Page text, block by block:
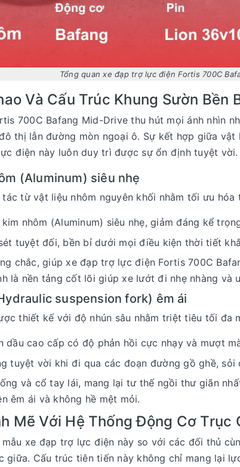
Tổng quan xe đạp trợ lực điện Fortis 700C
Và Cấu Trúc Khung Sườn Bền
700C Bafang Mid-Drive thu hút mọi ánh nhìn
thị lẫn đường mòn ngoại ô. Sự kết hợp giữa
điện này luôn duy trì được sự ổn định tuyệt vời.
(Aluminum) siêu nhẹ
từ vật liệu nhôm nguyên khối nhằm tối ưu hóa
nhôm (Aluminum) siêu nhẹ, giảm đáng kể
tuyệt đối, bền bỉ dưới mọi điều kiện thời tiết
chắc, giúp xe đạp trợ lực điện Fortis 700C
là nền tảng cốt lõi giúp xe lướt đi nhẹ nhàng và
suspension fork) êm ái
thiết kế với độ nhún sâu nhằm triệt tiêu tối đa
dầu cao cấp có độ phản hồi cực nhạy và mượt
tuyệt vời khi đi qua các đoạn đường gồ ghề, sỏi
và cổ tay lái, mang lại tư thế ngồi thư giãn
êm ái và không hề mệt mỏi.
Mẽ Với Hệ Thống Động Cơ Trục
xe đạp trợ lực điện này so với các đối thủ
Cấu trúc tiên tiến này không chỉ mang lại